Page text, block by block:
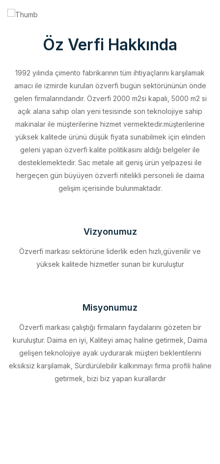
1992 yılında çimento fabrikarının tüm ihtiyaçlarını karşılamak
gelen firmalarındandır. Özverfi 2000 m2si kapalı, 5000 m2 si
açık alana sahip olan yeni tesisinde son teknolojiye sahip
makinalar ile müşterilerine hizmet vermektedir.müşterilerine
yüksek kalitede ürünü düşük fiyata sunabilmek için elinden
geleni yapan özverfi kalite politikasını aldığı belgeler ile
desteklemektedir. Sac metale ait geniş ürün yelpazesi ile
hergeçen gün büyüyen özverfi nitelikli personeli ile daima
gelişim içerisinde bulunmaktadır.
Özverfi markası sektörüne liderlik eden hızlı,güvenilir ve
Özverfi markası çalıştığı firmaların faydalarını gözeten bir
gelişen teknolojiye ayak uydurarak müşteri beklentilerini
eksiksiz karşılamak, Sürdürülebilir kalkınmayı firma profili haline
getirmek, bizi biz yapan kurallardır